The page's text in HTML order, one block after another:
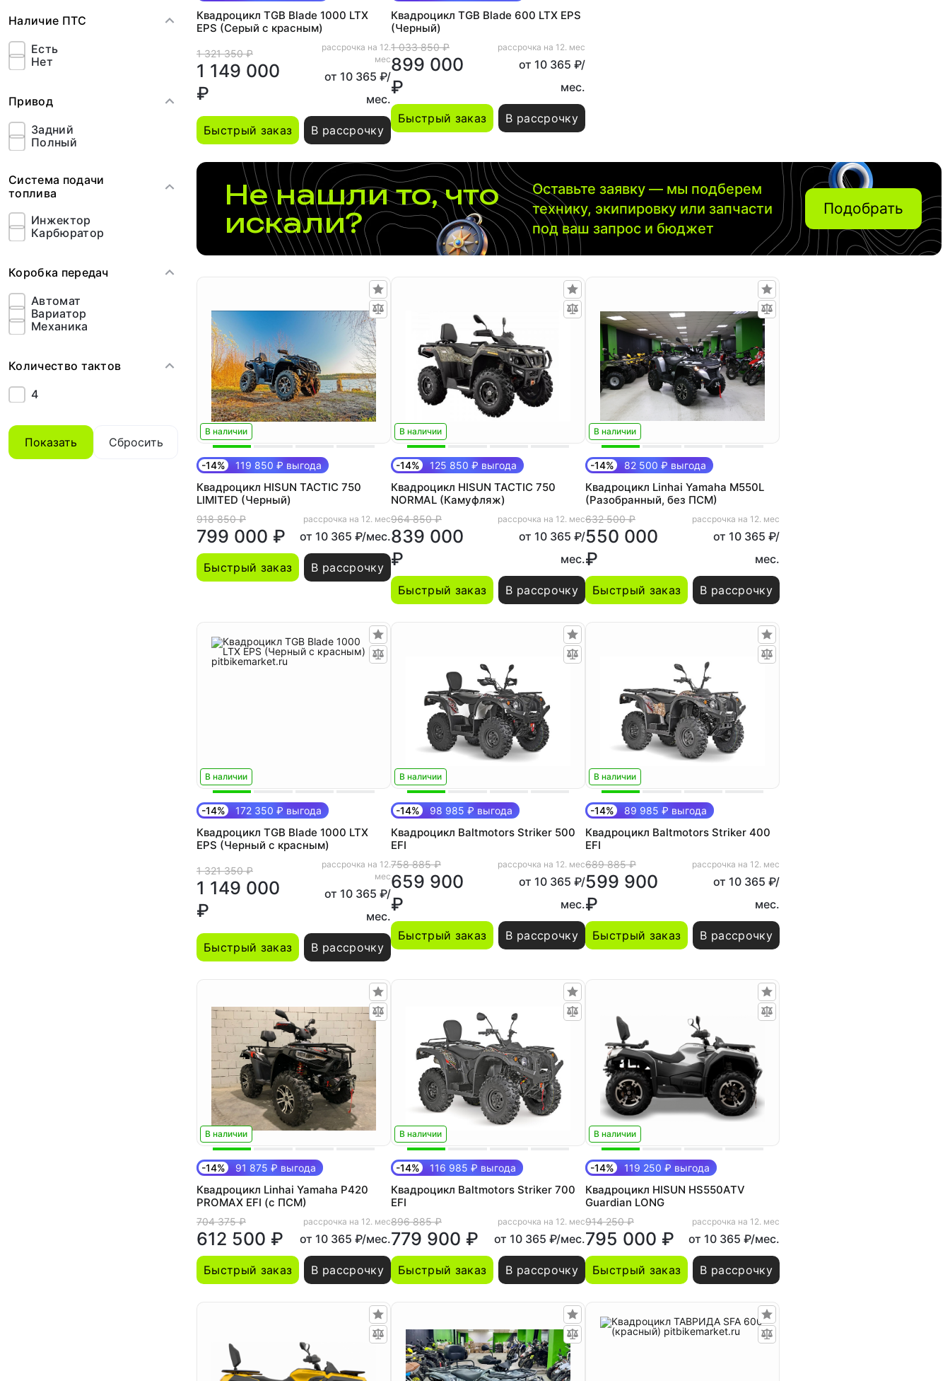
50
53
55
60
87
91
92
Наличие ПТС
Есть
Нет
Привод
Задний
Полный
Система подачи
топлива
Инжектор
Карбюратор
Коробка передач
Автомат
Вариатор
Механика
Количество тактов
4
Показать Сбросить
Квадроцикл TGB Blade 1000 LTX
EPS (Серый с красным)
1 321 350 ₽
1 149 000
₽
рассрочка на 12.
мес
от 10 365 ₽/
мес.
Быстрый заказ В рассрочку
Квадроцикл TGB Blade 600 LTX EPS
(Черный)
1 033 850 ₽
899 000
₽
рассрочка на 12. мес
от 10 365 ₽/
мес.
Быстрый заказ В рассрочку
Не нашли то, что
искали?
Оставьте заявку — мы подберем
технику, экипировку или запчасти
под ваш запрос и бюджет
Подобрать
В наличии
-14% 119 850 ₽ выгода
Квадроцикл HISUN TACTIC 750
LIMITED (Черный)
918 850 ₽
799 000 ₽
рассрочка на 12. мес
от 10 365 ₽/мес.
Быстрый заказ В рассрочку
В наличии
-14% 125 850 ₽ выгода
Квадроцикл HISUN TACTIC 750
NORMAL (Камуфляж)
964 850 ₽
839 000
₽
рассрочка на 12. мес
от 10 365 ₽/
мес.
Быстрый заказ В рассрочку
В наличии
-14% 82 500 ₽ выгода
Квадроцикл Linhai Yamaha M550L
(Разобранный, без ПСМ)
632 500 ₽
550 000
₽
рассрочка на 12. мес
от 10 365 ₽/
мес.
Быстрый заказ В рассрочку
В наличии
-14% 172 350 ₽ выгода
Квадроцикл TGB Blade 1000 LTX
EPS (Черный с красным)
1 321 350 ₽
1 149 000
₽
рассрочка на 12.
мес
от 10 365 ₽/
мес.
Быстрый заказ В рассрочку
В наличии
-14% 98 985 ₽ выгода
Квадроцикл Baltmotors Striker 500
EFI
758 885 ₽
659 900
₽
рассрочка на 12. мес
от 10 365 ₽/
мес.
Быстрый заказ В рассрочку
В наличии
-14% 89 985 ₽ выгода
Квадроцикл Baltmotors Striker 400
EFI
689 885 ₽
599 900
₽
рассрочка на 12. мес
от 10 365 ₽/
мес.
Быстрый заказ В рассрочку
В наличии
-14% 91 875 ₽ выгода
Квадроцикл Linhai Yamaha P420
PROMAX EFI (с ПСМ)
704 375 ₽
612 500 ₽
рассрочка на 12. мес
от 10 365 ₽/мес.
Быстрый заказ В рассрочку
В наличии
-14% 116 985 ₽ выгода
Квадроцикл Baltmotors Striker 700
EFI
896 885 ₽
779 900 ₽
рассрочка на 12. мес
от 10 365 ₽/мес.
Быстрый заказ В рассрочку
В наличии
-14% 119 250 ₽ выгода
Квадроцикл HISUN HS550ATV
Guardian LONG
914 250 ₽
795 000 ₽
рассрочка на 12. мес
от 10 365 ₽/мес.
Быстрый заказ В рассрочку